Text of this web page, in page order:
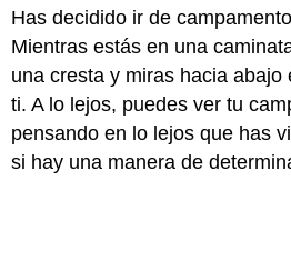
de
y
Depresión
Encontrar
el
de
Has decidido ir de
Mientras estás en una
una cresta y miras hacia abajo
ti. A lo lejos, puedes ver tu
pensando en lo lejos que has
si hay una manera de